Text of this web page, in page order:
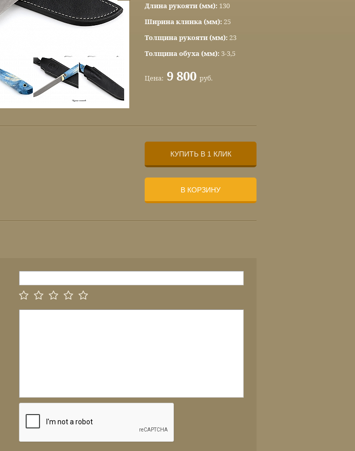
Длина рукояти (мм): 130
Ширина клинка (мм): 25
Толщина рукояти (мм): 23
Толщина обуха (мм): 3-3,5
Цена: 9 800 руб.
КУПИТЬ В 1 КЛИК
В КОРЗИНУ